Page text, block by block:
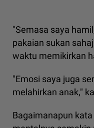
"Semasa saya
pakaian sukan
waktu memikirkan
"Emosi saya juga
melahirkan anak,"
Bagaimanapun